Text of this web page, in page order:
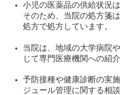
小児の医薬品の供給状況
そのため、当院の処方箋
処方で処方しています。
当院は、地域の大学病院
じて専門医療機関への紹
予防接種や健康診断の実
ジュール管理に関する相